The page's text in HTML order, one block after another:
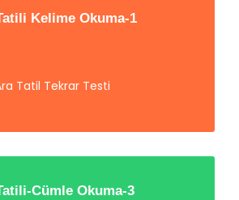
Kelime Okuma-1
Ara Tatil Tekrar Testi
Cümle Okuma-3